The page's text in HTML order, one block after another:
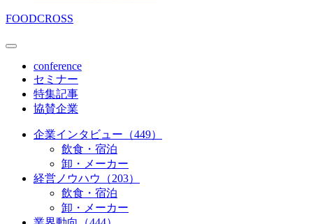
FOODCROSS
conference
セミナー
特集記事
協賛企業
企業インタビュー（449）
飲食・宿泊
卸・メーカー
経営ノウハウ（203）
飲食・宿泊
卸・メーカー